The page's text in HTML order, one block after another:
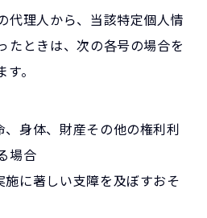
代理人から、当該特定個人情
たときは、次の各号の場合を
。
身体、財産その他の権利利
場合
に著しい支障を及ぼすおそ